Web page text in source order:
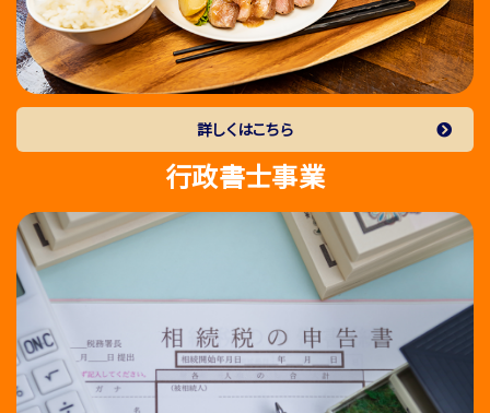
詳しくはこちら
行政書士事業